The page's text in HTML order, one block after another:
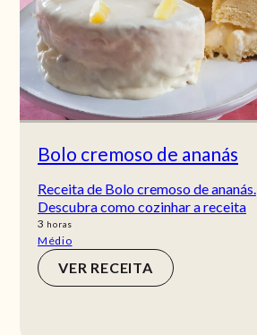
Bolo cremoso de ananás
Receita de Bolo cremoso de ananás.
Descubra como cozinhar a receita
3 horas
horas
Médio
VER RECEITA